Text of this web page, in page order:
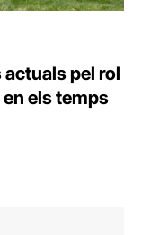
pel rol
els temps